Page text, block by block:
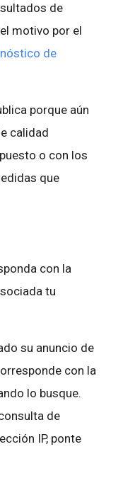
de
motivo por el
de
porque aún
calidad
o con los
que
con la
tu
su anuncio de
con la
lo busque.
de
IP, ponte